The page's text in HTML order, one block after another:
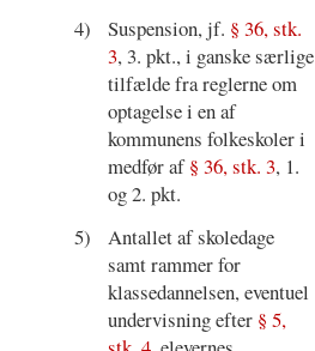
4)
Suspension, jf. § 36, stk.
3, 3. pkt., i ganske særlige
tilfælde fra reglerne om
optagelse i en af
kommunens folkeskoler i
medfør af§ 36, stk. 3, 1.
og 2. pkt.
5)
Antallet af skoledage
samt rammer for
klassedannelsen, eventuel
undervisning efter § 5,